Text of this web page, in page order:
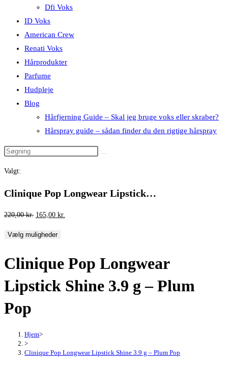
Dfi Voks
ID Voks
American Crew
Renati Voks
Hårprodukter
Parfume
Hudpleje
Blog
Hårfjerning Guide – Skal jeg bruge voks eller skraber?
Hårspray guide – sådan finder du den rigtige hårspray
Valgt:
Clinique Pop Longwear Lipstick…
220,00kr. Den
pris
220,00 kr..
165,00 kr.
165,00 kr..
Vælg muligheder
Clinique Pop Longwear
Lipstick Shine 3.9 g – Plum
Pop
Hjem>
>
Clinique Pop Longwear Lipstick Shine 3.9 g – Plum Pop